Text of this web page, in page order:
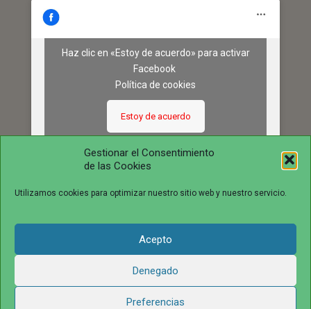
Gestionar el Consentimiento
de las Cookies
Utilizamos cookies para optimizar nuestro sitio web y nuestro servicio.
Acepto
Denegado
Preferencias
Haz clic en «Estoy de acuerdo» para activar
Facebook
Política de cookies
Estoy de acuerdo
© 2016 juntosvenceremosela.com. All Rights Reserved.